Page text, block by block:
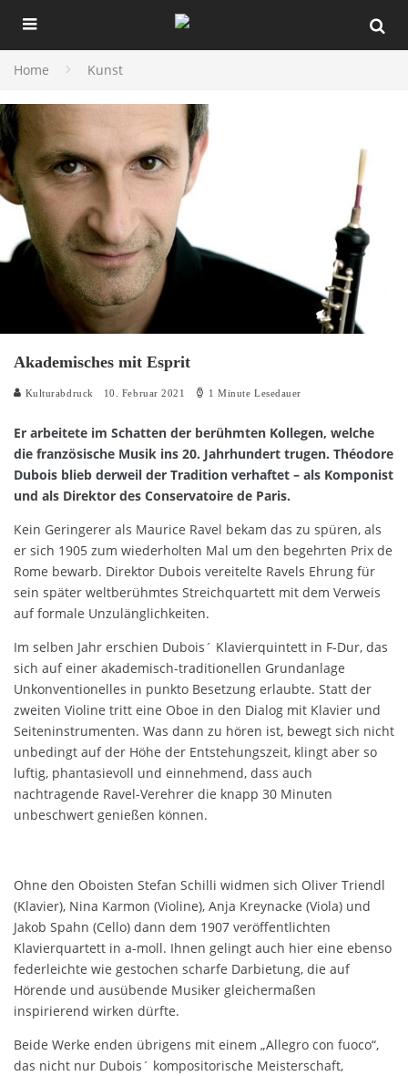
Home Kunst
Akademisches mit Esprit
Kulturabdruck 10. Februar 2021 1 Minute Lesedauer
Er arbeitete im Schatten der berühmten Kollegen, welche
die französische Musik ins 20. Jahrhundert trugen. Théodore
Dubois blieb derweil der Tradition verhaftet – als Komponist
und als Direktor des Conservatoire de Paris.
Kein Geringerer als Maurice Ravel bekam das zu spüren, als
er sich 1905 zum wiederholten Mal um den begehrten Prix de
Rome bewarb. Direktor Dubois vereitelte Ravels Ehrung für
sein später weltberühmtes Streichquartett mit dem Verweis
auf formale Unzulänglichkeiten.
Im selben Jahr erschien Dubois´ Klavierquintett in F-Dur, das
sich auf einer akademisch-traditionellen Grundanlage
Unkonventionelles in punkto Besetzung erlaubte. Statt der
zweiten Violine tritt eine Oboe in den Dialog mit Klavier und
Seiteninstrumenten. Was dann zu hören ist, bewegt sich nicht
unbedingt auf der Höhe der Entstehungszeit, klingt aber so
luftig, phantasievoll und einnehmend, dass auch
nachtragende Ravel-Verehrer die knapp 30 Minuten
unbeschwert genießen können.
Ohne den Oboisten Stefan Schilli widmen sich Oliver Triendl
(Klavier), Nina Karmon (Violine), Anja Kreynacke (Viola) und
Jakob Spahn (Cello) dann dem 1907 veröffentlichten
Klavierquartett in a-moll. Ihnen gelingt auch hier eine ebenso
federleichte wie gestochen scharfe Darbietung, die auf
Hörende und ausübende Musiker gleichermaßen
inspirierend wirken dürfte.
Beide Werke enden übrigens mit einem „Allegro con fuoco“,
das nicht nur Dubois´ kompositorische Meisterschaft,